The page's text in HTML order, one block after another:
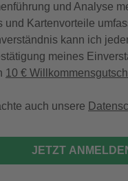
und Analyse
und Kartenvorteile
kann ich
meines
10 €
auch unsere
JETZT